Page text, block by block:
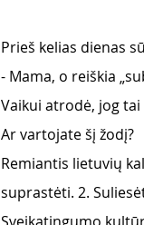
Prieš kelias dienas
- Mama, o reiškia
Vaikui atrodė, jog tai
Ar vartojate šį žodį?
Remiantis lietuvių
suprastėti. 2.